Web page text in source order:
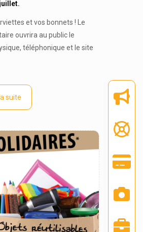
et vos bonnets ! Le
ouvrira au public le
téléphonique et le site
suite